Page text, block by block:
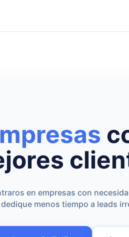
en empresas con
menos tiempo a leads